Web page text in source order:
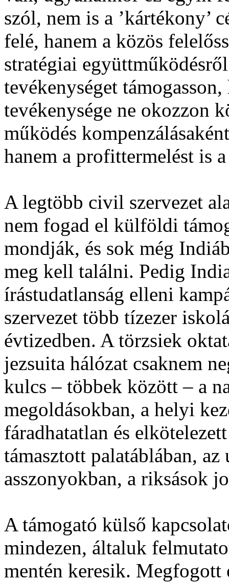
szól, nem is a ’kártékony’
felé, hanem a közös
stratégiai
tevékenységet
tevékenysége ne okozzon
működés
hanem a profittermelést is
A legtöbb civil szervezet
nem fogad el külföldi
mondják, és sok még
meg kell találni. Pedig
írástudatlanság elleni
szervezet több tízezer
évtizedben. A törzsiek
jezsuita hálózat csaknem
kulcs – többek között – a
megoldásokban, a helyi
fáradhatatlan és
támasztott palatáblában,
asszonyokban, a riksások
A támogató külső
mindezen, általuk
mentén keresik.